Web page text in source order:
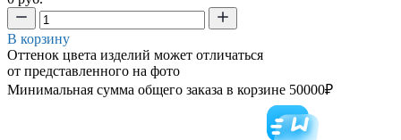
В корзину
Оттенок цвета изделий может отличаться
от представленного на фото
Минимальная сумма общего заказа в корзине 50000₽